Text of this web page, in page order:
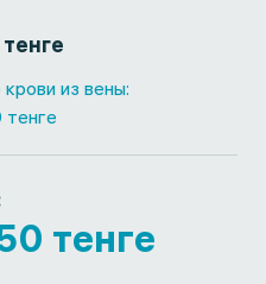
из вены:
тенге
тенге